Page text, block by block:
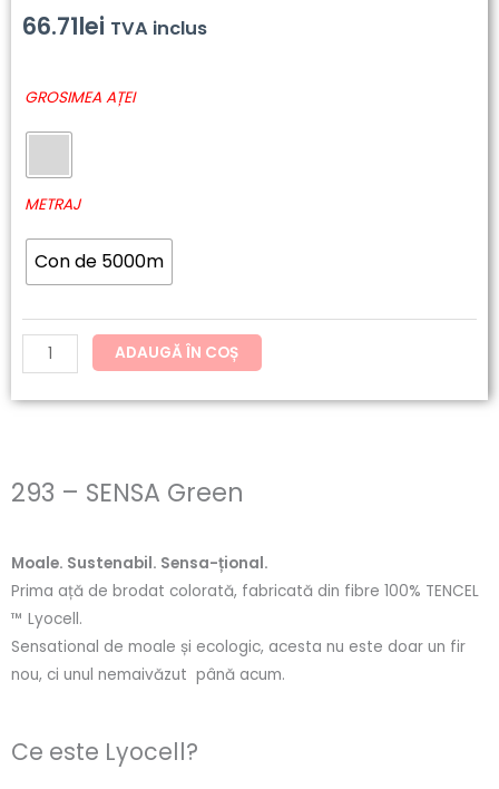
66.71lei TVA inclus
GROSIMEA AȚEI
METRAJ
Con de 5000m
Cantitate
SENSA
Green
ADAUGĂ ÎN COȘ
293 – SENSA Green
Moale. Sustenabil. Sensa-țional.
Prima ață de brodat colorată, fabricată din fibre 100% TENCEL
™ Lyocell.
Sensational de moale și ecologic, acesta nu este doar un fir
nou, ci unul nemaivăzut până acum.
Ce este Lyocell?